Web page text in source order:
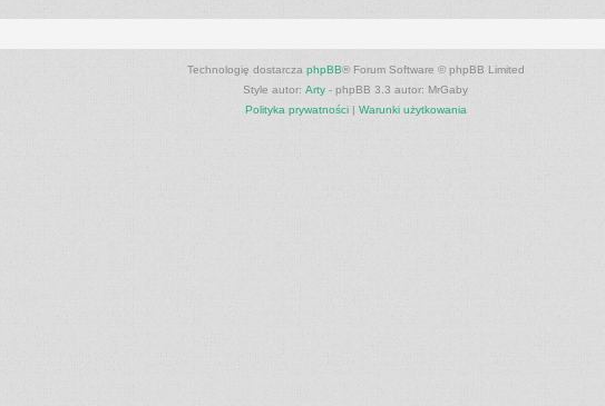
Technologię dostarcza phpBB® Forum Software © phpBB Limited
Style autor: Arty - phpBB 3.3 autor: MrGaby
Polityka prywatności| Warunki użytkowania